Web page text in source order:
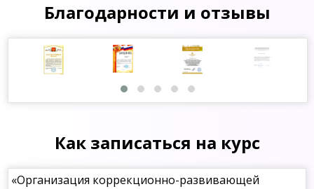
Благодарности и отзывы
Как записаться на курс
«Организация коррекционно-развивающей